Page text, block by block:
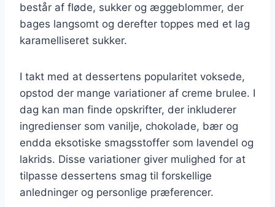
består af fløde, sukker og æggeblommer, der
bages langsomt og derefter toppes med et lag
karamelliseret sukker.
I takt med at dessertens popularitet voksede,
opstod der mange variationer af creme brulee. I
dag kan man finde opskrifter, der inkluderer
ingredienser som vanilje, chokolade, bær og
endda eksotiske smagsstoffer som lavendel og
lakrids. Disse variationer giver mulighed for at
tilpasse dessertens smag til forskellige
anledninger og personlige præferencer.